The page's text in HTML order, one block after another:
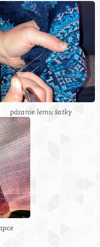
páranie lemu šatky